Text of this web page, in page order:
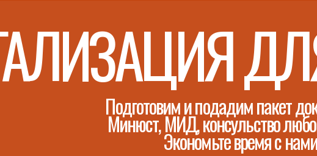
Подготовим и подадим пакет
Минюст, МИД, консульство
Экономьте время с